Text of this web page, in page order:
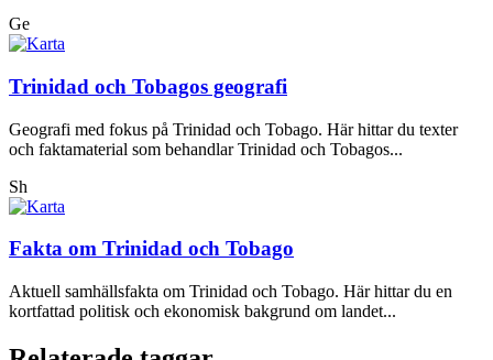
Ge
Trinidad och Tobagos geografi
Geografi med fokus på Trinidad och Tobago. Här hittar du texter
och faktamaterial som behandlar Trinidad och Tobagos...
Sh
Fakta om Trinidad och Tobago
Aktuell samhällsfakta om Trinidad och Tobago. Här hittar du en
kortfattad politisk och ekonomisk bakgrund om landet...